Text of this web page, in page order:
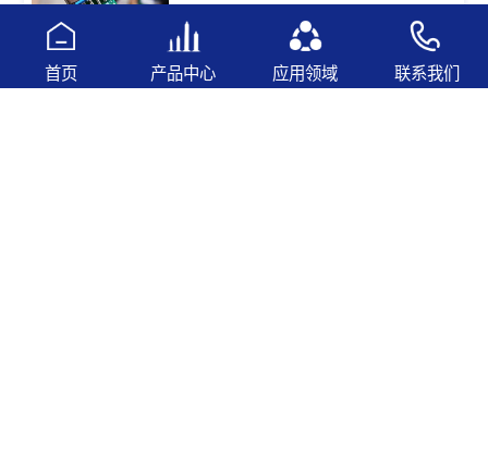
查看更多
首页 产品中心 应用领域 联系我们